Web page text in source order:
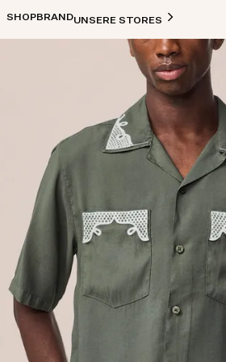
SHOPBRANDUNSERE STORES